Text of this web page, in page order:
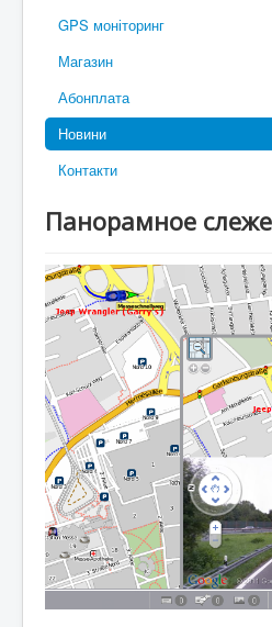
GPS моніторинг
Магазин
Абонплата
Новини
Контакти
Панорамное